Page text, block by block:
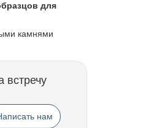
для
камнями
встречу
нам